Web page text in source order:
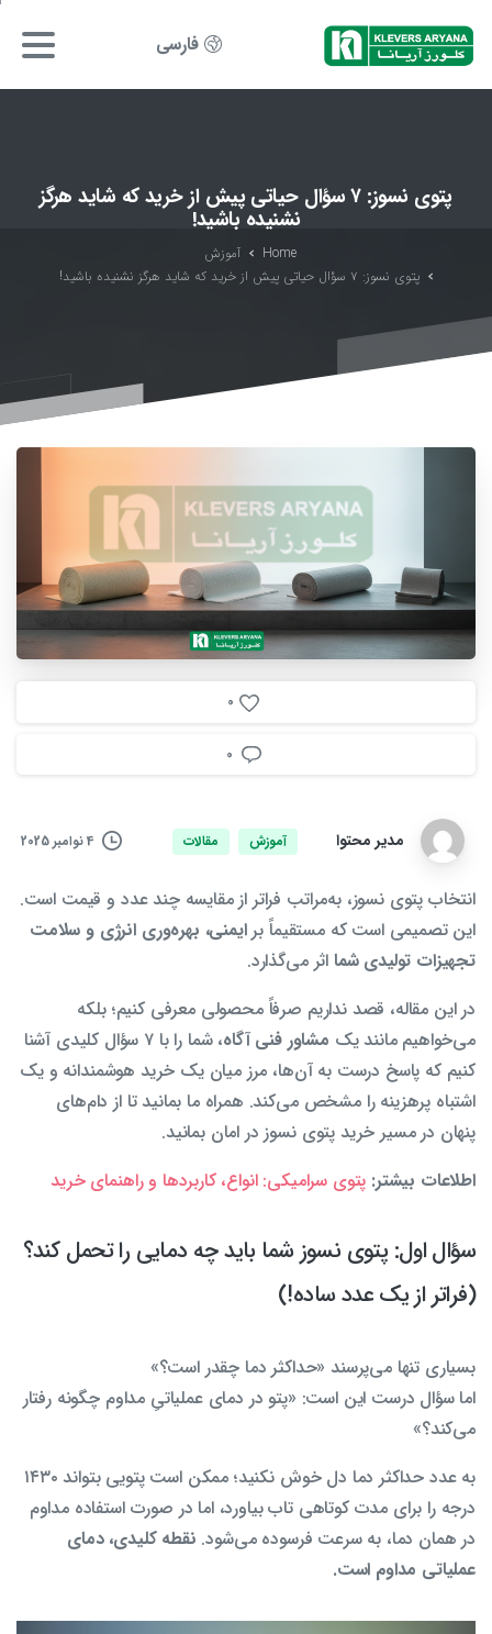
فارسی
پتوی نسوز: ۷ سؤال حیاتی پیش از خرید که شاید هرگز
نشنیده باشید!
Home
آموزش
پتوی نسوز: ۷ سؤال حیاتی پیش از خرید که شاید هرگز نشنیده باشید!
0
0
مدیر محتوا آموزش مقالات 4 نوامبر 2025
انتخاب پتوی نسوز، به‌مراتب فراتر از مقایسه چند عدد و قیمت است.
این تصمیمی است که مستقیماً برایمنی، بهره‌وری انرژی و سلامت
تجهیزات تولیدی شما اثر می‌گذارد.
در این مقاله، قصد نداریم صرفاً محصولی معرفی کنیم؛ بلکه
می‌خواهیم مانند یک مشاور فنی آگاه
، شما را با ۷ سؤال کلیدی آشنا
کنیم که پاسخ درست به آن‌ها، مرز میان یک خرید هوشمندانه و یک
اشتباه پرهزینه را مشخص می‌کند. همراه ما بمانید تا از دام‌های
پنهان در مسیر خرید پتوی نسوز در امان بمانید.
اطلاعات بیشتر: پتوی سرامیکی: انواع، کاربردها و راهنمای خرید
سؤال اول: پتوی نسوز شما باید چه دمایی را تحمل کند؟
(فراتر از یک عدد ساده!)
بسیاری تنها می‌پرسند «حداکثر دما چقدر است؟»
اما سؤال درست این است: «پتو در دمای عملیاتیِ مداوم چگونه رفتار
می‌کند؟»
به عدد حداکثر دما دل خوش نکنید؛ ممکن است پتویی بتواند ۱۴۳۰
درجه را برای مدت کوتاهی تاب بیاورد، اما در صورت استفاده مداوم
در همان دما، به سرعت فرسوده می‌شود. نقطه کلیدی، دمای
عملیاتی مداوم است.